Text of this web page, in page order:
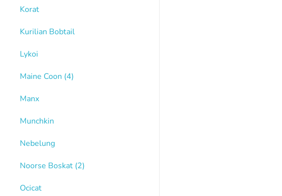
Korat
Kurilian Bobtail
Lykoi
Maine Coon (4)
Manx
Munchkin
Nebelung
Noorse Boskat (2)
Ocicat